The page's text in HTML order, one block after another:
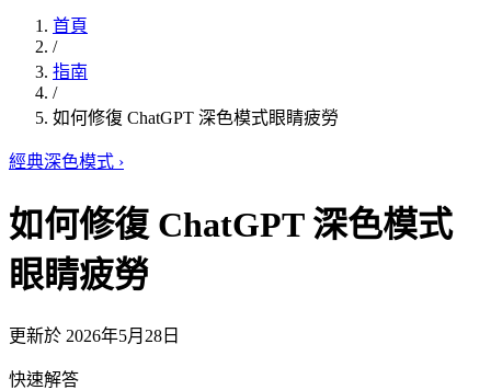
首頁
/
指南
/
如何修復 ChatGPT 深色模式眼睛疲勞
經典深色模式 ›
如何修復 ChatGPT 深色模式
眼睛疲勞
更新於 2026年5月28日
快速解答